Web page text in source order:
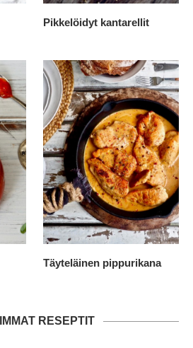
Pikkelöidyt kantarellit
Täyteläinen pippurikana
RESEPTIT